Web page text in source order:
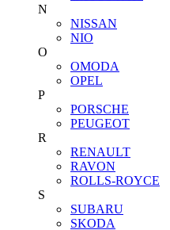
N
NISSAN
NIO
O
OMODA
OPEL
P
PORSCHE
PEUGEOT
R
RENAULT
RAVON
ROLLS-ROYCE
S
SUBARU
SKODA